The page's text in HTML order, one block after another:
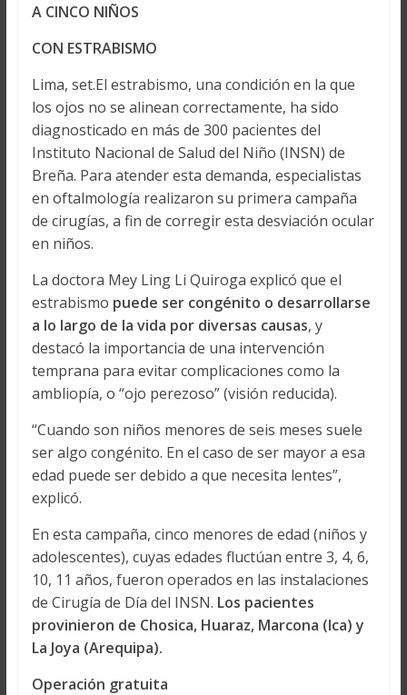
A CINCO NIÑOS
CON ESTRABISMO
Lima, set.El estrabismo, una condición en la que
los ojos no se alinean correctamente, ha sido
diagnosticado en más de 300 pacientes del
Instituto Nacional de Salud del Niño (INSN) de
Breña. Para atender esta demanda, especialistas
en oftalmología realizaron su primera campaña
de cirugías, a fin de corregir esta desviación ocular
en niños.
La doctora Mey Ling Li Quiroga explicó que el
estrabismo puede ser congénito o desarrollarse
a lo largo de la vida por diversas causas, y
destacó la importancia de una intervención
temprana para evitar complicaciones como la
ambliopía, o “ojo perezoso” (visión reducida).
“Cuando son niños menores de seis meses suele
ser algo congénito. En el caso de ser mayor a esa
edad puede ser debido a que necesita lentes”,
explicó.
En esta campaña, cinco menores de edad (niños y
adolescentes), cuyas edades fluctúan entre 3, 4, 6,
10, 11 años, fueron operados en las instalaciones
de Cirugía de Día del INSN. Los pacientes
provinieron de Chosica, Huaraz, Marcona (Ica) y
La Joya (Arequipa).
Operación gratuita